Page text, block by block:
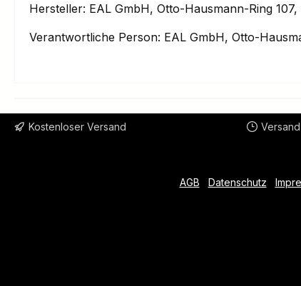
Hersteller: EAL GmbH, Otto-Hausmann-Ring
Verantwortliche Person: EAL GmbH, Otto-
Kostenloser Versand
AGB Datenschutz